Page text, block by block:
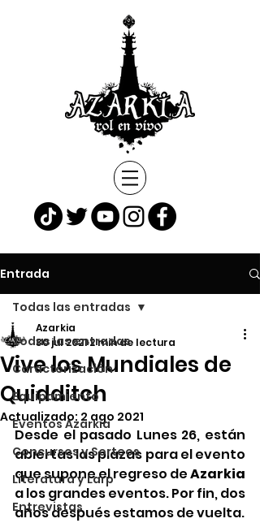
Entrada
Todas las entradas
Caracterización
Equipamiento
Eventos Azarkia
Concursos y Sorteos
Literatura y Larp
Entrevistas
Todas las entradas
Vive los Mundiales de
Quidditch
Azarkia
30 jul 2021 2 min de lectura
Actualizado: 2 ago 2021
Desde el pasado Lunes 26, están
abiertas las plazas para el evento
que supone el regreso de Azarkia
a los grandes eventos. Por fin, dos
años después estamos de vuelta.